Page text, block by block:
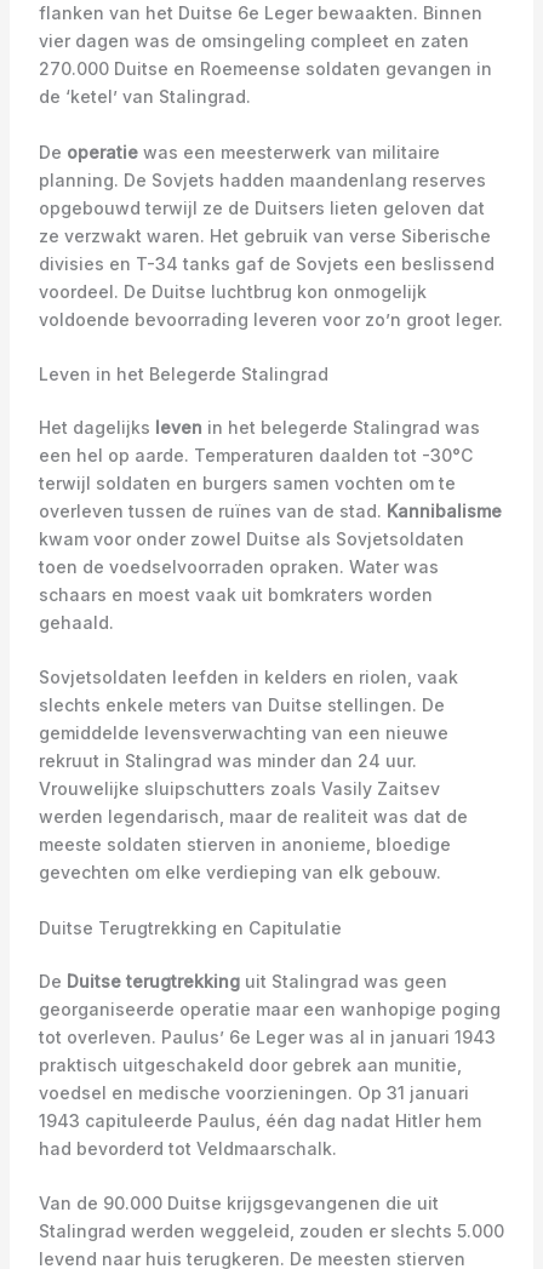
flanken van het Duitse 6e Leger bewaakten. Binnen
vier dagen was de omsingeling compleet en zaten
270.000 Duitse en Roemeense soldaten gevangen in
de ‘ketel’ van Stalingrad.
De operatiewas een meesterwerk van militaire
planning. De Sovjets hadden maandenlang reserves
opgebouwd terwijl ze de Duitsers lieten geloven dat
ze verzwakt waren. Het gebruik van verse Siberische
divisies en T-34 tanks gaf de Sovjets een beslissend
voordeel. De Duitse luchtbrug kon onmogelijk
voldoende bevoorrading leveren voor zo’n groot leger.
Leven in het Belegerde Stalingrad
Het dagelijks leven in het belegerde Stalingrad was
een hel op aarde. Temperaturen daalden tot -30°C
terwijl soldaten en burgers samen vochten om te
overleven tussen de ruïnes van de stad. Kannibalisme
kwam voor onder zowel Duitse als Sovjetsoldaten
toen de voedselvoorraden opraken. Water was
schaars en moest vaak uit bomkraters worden
gehaald.
Sovjetsoldaten leefden in kelders en riolen, vaak
slechts enkele meters van Duitse stellingen. De
gemiddelde levensverwachting van een nieuwe
rekruut in Stalingrad was minder dan 24 uur.
Vrouwelijke sluipschutters zoals Vasily Zaitsev
werden legendarisch, maar de realiteit was dat de
meeste soldaten stierven in anonieme, bloedige
gevechten om elke verdieping van elk gebouw.
Duitse Terugtrekking en Capitulatie
De Duitse terugtrekkinguit Stalingrad was geen
georganiseerde operatie maar een wanhopige poging
tot overleven. Paulus’ 6e Leger was al in januari 1943
praktisch uitgeschakeld door gebrek aan munitie,
voedsel en medische voorzieningen. Op 31 januari
1943 capituleerde Paulus, één dag nadat Hitler hem
had bevorderd tot Veldmaarschalk.
Van de 90.000 Duitse krijgsgevangenen die uit
Stalingrad werden weggeleid, zouden er slechts 5.000
levend naar huis terugkeren. De meesten stierven